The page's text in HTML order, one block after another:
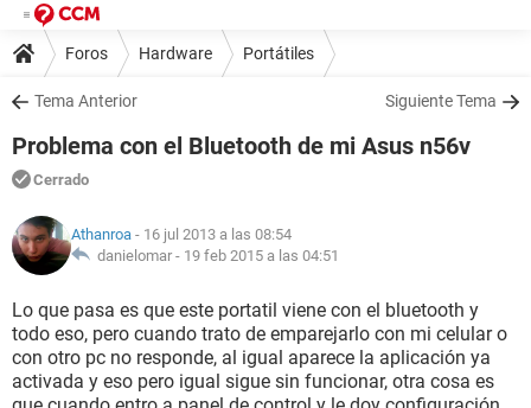
Foros Hardware Portátiles
Tema Anterior Siguiente Tema
Problema con el Bluetooth de mi Asus n56v
Cerrado
Athanroa - 16 jul 2013 a las 08:54
danielomar - 19 feb 2015 a las 04:51
Lo que pasa es que este portatil viene con el bluetooth y
todo eso, pero cuando trato de emparejarlo con mi celular o
con otro pc no responde, al igual aparece la aplicación ya
activada y eso pero igual sigue sin funcionar, otra cosa es